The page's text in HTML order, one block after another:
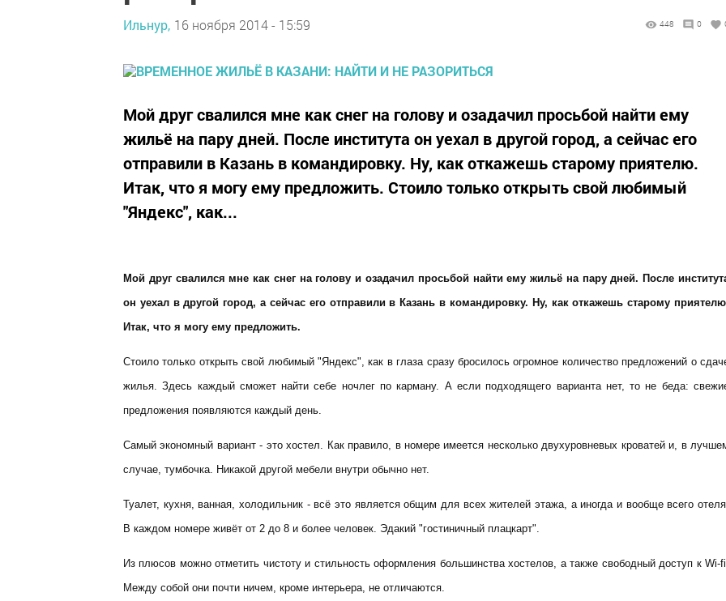
Ильнур, 16 ноября 2014 - 15:59 448 0
Мой друг свалился мне как снег на голову и озадачил просьбой найти ему
жильё на пару дней. После института он уехал в другой город, а сейчас его
отправили в Казань в командировку. Ну, как откажешь старому приятелю.
Итак, что я могу ему предложить. Стоило только открыть свой любимый
"Яндекс", как...
Мой друг свалился мне как снег на голову и озадачил просьбой найти ему жильё на пару дней. После
он уехал в другой город, а сейчас его отправили в Казань в командировку. Ну, как откажешь старому
Итак, что я могу ему предложить.
Стоило только открыть свой любимый "Яндекс", как в глаза сразу бросилось огромное количество предложений о
жилья. Здесь каждый сможет найти себе ночлег по карману. А если подходящего варианта нет, то не беда:
предложения появляются каждый день.
Самый экономный вариант - это хостел. Как правило, в номере имеется несколько двухуровневых кроватей и, в
случае, тумбочка. Никакой другой мебели внутри обычно нет.
Туалет, кухня, ванная, холодильник - всё это является общим для всех жителей этажа, а иногда и вообще всего
В каждом номере живёт от 2 до 8 и более человек. Эдакий "гостиничный плацкарт".
Из плюсов можно отметить чистоту и стильность оформления большинства хостелов, а также свободный доступ к Wi-
Между собой они почти ничем, кроме интерьера, не отличаются.